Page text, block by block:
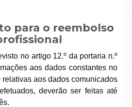
para o reembolso
no artigo 12.º da portaria n.º
aos dados constantes no
relativas aos dados comunicados
deverão ser feitas até